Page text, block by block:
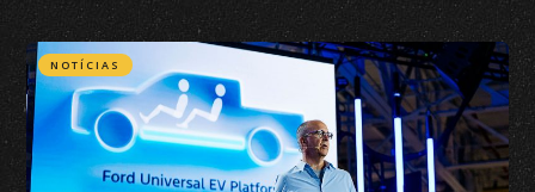
conforto e mais
NOTÍCIAS